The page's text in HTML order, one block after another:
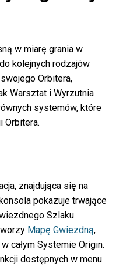
w miarę grania w
kolejnych rodzajów
Orbitera,
Warsztat i Wyrzutnia
systemów, które
Orbitera.
znajdująca się na
pokazuje trwające
Szlaku.
Mapę Gwiezdną,
całym Systemie Origin.
dostępnych w menu